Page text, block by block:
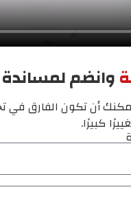
وانضم لمساندة
أن تكون الفارق في
كبيرًا.